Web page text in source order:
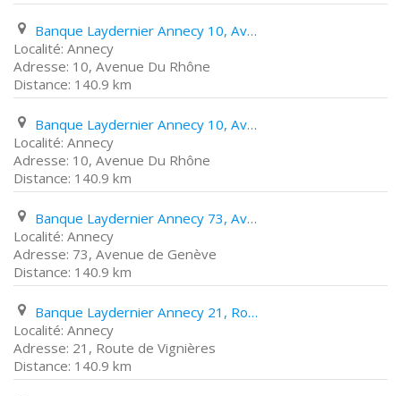
Banque Laydernier Annecy 10, Avenue Du Rhône
Annecy
10, Avenue Du Rhône
140.9 km
Banque Laydernier Annecy 10, Avenue Du Rhône
Annecy
10, Avenue Du Rhône
140.9 km
Banque Laydernier Annecy 73, Avenue de Genève
Annecy
73, Avenue de Genève
140.9 km
Banque Laydernier Annecy 21, Route de Vignières
Annecy
21, Route de Vignières
140.9 km